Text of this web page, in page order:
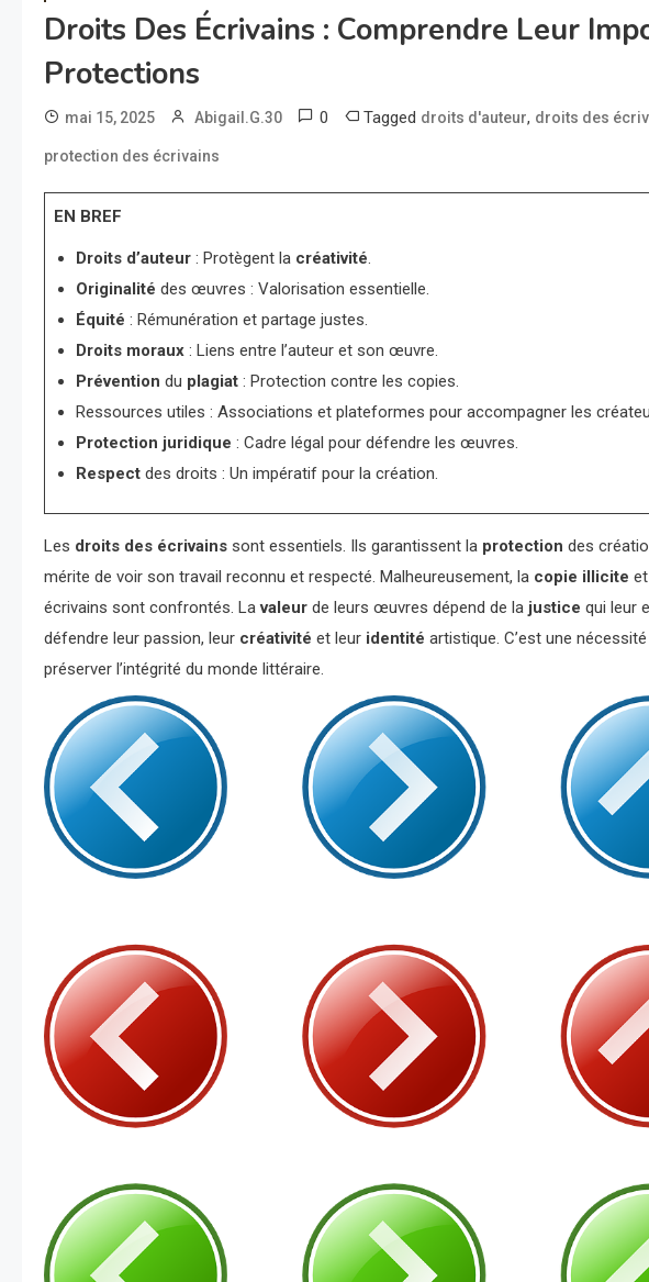
Droits Des Écrivains : Comprendre Leur
Protections
mai 15, 2025 Abigail.G.30 0 Tagged droits d'auteur, droits des
protection des écrivains
EN BREF
Droits d’auteur: Protègent la créativité.
Originalité des œuvres : Valorisation essentielle.
Équité : Rémunération et partage justes.
Droits moraux: Liens entre l’auteur et son œuvre.
Prévention du plagiat: Protection contre les copies.
Ressources utiles : Associations et plateformes pour accompagner les
Protection juridique : Cadre légal pour défendre les œuvres.
Respectdes droits : Un impératif pour la création.
Les droits des écrivains sont essentiels. Ils garantissent la protection des
mérite de voir son travail reconnu et respecté. Malheureusement, la copie illicite
écrivains sont confrontés. Lavaleur de leurs œuvres dépend de la justice qui leur
défendre leur passion, leur créativité et leur identité artistique. C’est une
préserver l’intégrité du monde littéraire.